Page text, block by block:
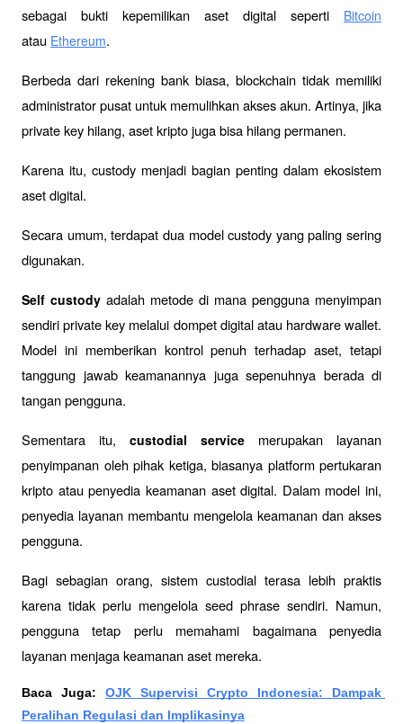
sebagai bukti kepemilikan aset digital seperti Bitcoin
atau Ethereum.
Berbeda dari rekening bank biasa, blockchain tidak memiliki
administrator pusat untuk memulihkan akses akun. Artinya, jika
private key hilang, aset kripto juga bisa hilang permanen.
Karena itu, custody menjadi bagian penting dalam ekosistem
aset digital.
Secara umum, terdapat dua model custody yang paling sering
digunakan.
Self custody adalah metode di mana pengguna menyimpan
sendiri private key melalui dompet digital atau hardware wallet.
Model ini memberikan kontrol penuh terhadap aset, tetapi
tanggung jawab keamanannya juga sepenuhnya berada di
tangan pengguna.
Sementara itu, custodial service merupakan layanan
penyimpanan oleh pihak ketiga, biasanya platform pertukaran
kripto atau penyedia keamanan aset digital. Dalam model ini,
penyedia layanan membantu mengelola keamanan dan akses
pengguna.
Bagi sebagian orang, sistem custodial terasa lebih praktis
karena tidak perlu mengelola seed phrase sendiri. Namun,
pengguna tetap perlu memahami bagaimana penyedia
layanan menjaga keamanan aset mereka.
Baca Juga: OJK Supervisi Crypto Indonesia: Dampak
Peralihan Regulasi dan Implikasinya